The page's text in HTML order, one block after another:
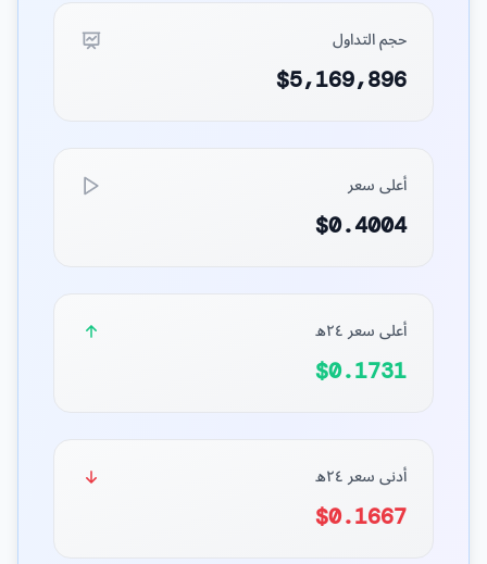
حجم التداول
$5,169,896
أعلى سعر
$0.4004
أعلى سعر ٢٤ه
$0.1731
أدنى سعر ٢٤ه
$0.1667